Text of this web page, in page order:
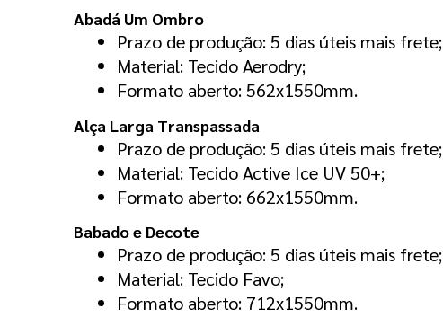
Abadá Um Ombro
Prazo de produção: 5 dias úteis mais frete;
Material: Tecido Aerodry;
Formato aberto: 562x1550mm.
Alça Larga Transpassada
Prazo de produção: 5 dias úteis mais frete;
Material: Tecido Active Ice UV 50+;
Formato aberto: 662x1550mm.
Babado e Decote
Prazo de produção: 5 dias úteis mais frete;
Material: Tecido Favo;
Formato aberto: 712x1550mm.